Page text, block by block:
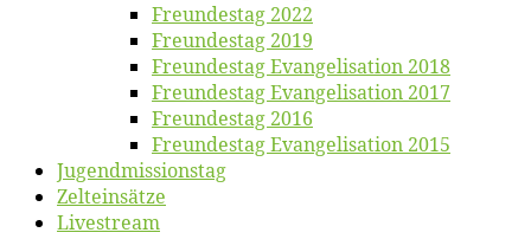
Freun­des­tag 2022
Freun­des­tag 2019
Freun­des­tag Evan­ge­li­sa­ti­on 2018
Freun­des­tag Evan­ge­li­sa­ti­on 2017
Freun­des­tag 2016
Freun­des­tag Evan­ge­li­sa­ti­on 2015
Jugend­mis­sions­tag
Zelt­ein­sät­ze
Live­stream